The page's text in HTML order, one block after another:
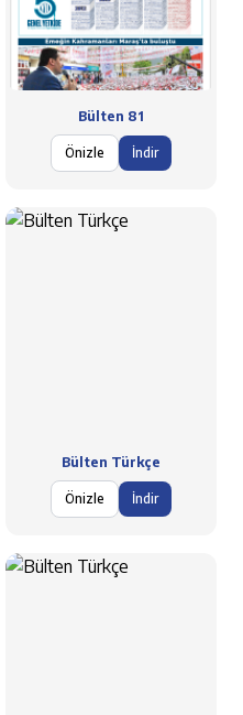
Bülten 81
Önizle İndir
Bülten Türkçe
Önizle İndir